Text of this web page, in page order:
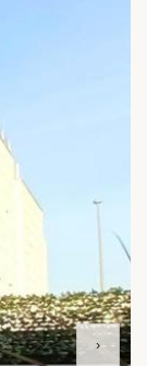
›